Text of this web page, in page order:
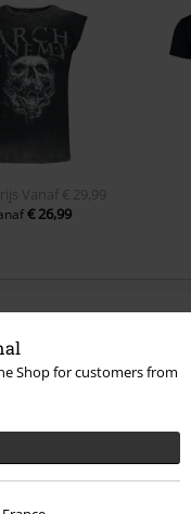
Shop for customers from
Vanaf € 29,99
€ 26,99
Metal".